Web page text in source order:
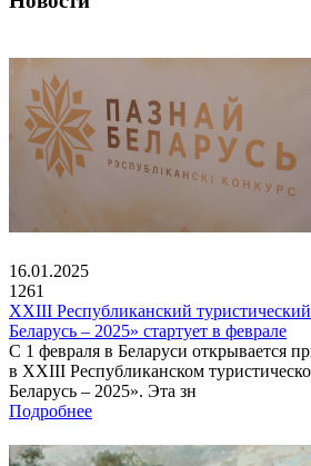
16.01.2025
1261
XXIII Республиканский
Беларусь – 2025» стартует в феврале
С 1 февраля в Беларуси открывается
в XXIII Республиканском
Беларусь – 2025». Эта зн
Подробнее